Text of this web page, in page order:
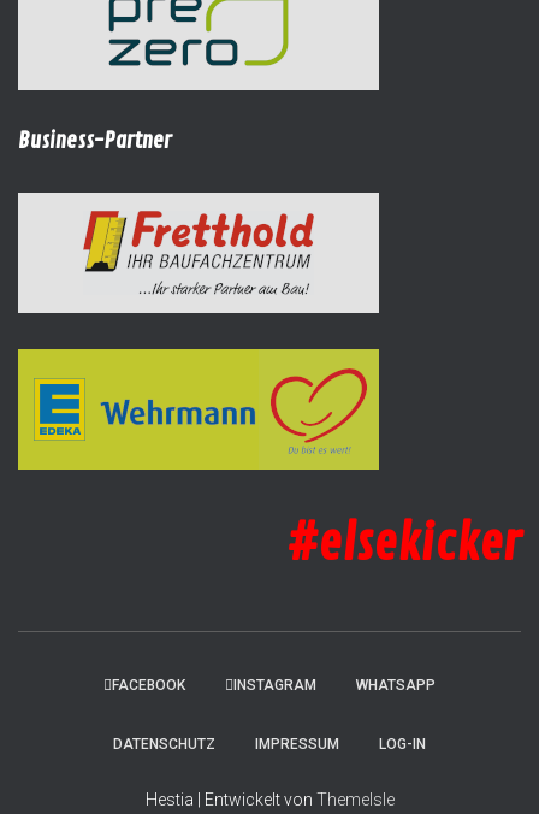
Business-Partner
#elsekicker
FACEBOOK INSTAGRAM WHATSAPP
DATENSCHUTZ IMPRESSUM LOG-IN
Hestia | Entwickelt von ThemeIsle